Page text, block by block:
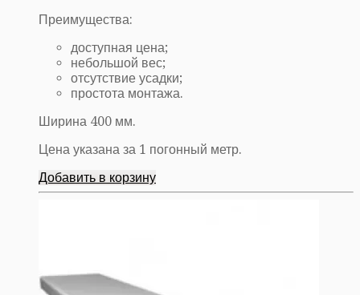
Преимущества:
доступная цена;
небольшой вес;
отсутствие усадки;
простота монтажа.
Ширина 400 мм.
Цена указана за 1 погонный метр.
Добавить в корзину